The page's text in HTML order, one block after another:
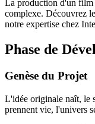
La production d'un
complexe. Découvrez
notre expertise chez
Phase de
Genèse du Projet
L'idée originale naît, le
prennent vie, l'univers